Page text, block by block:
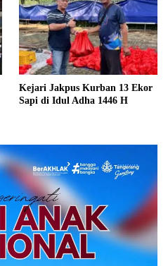
Kejari Jakpus Kurban 13 Ekor
Sapi di Idul Adha 1446 H